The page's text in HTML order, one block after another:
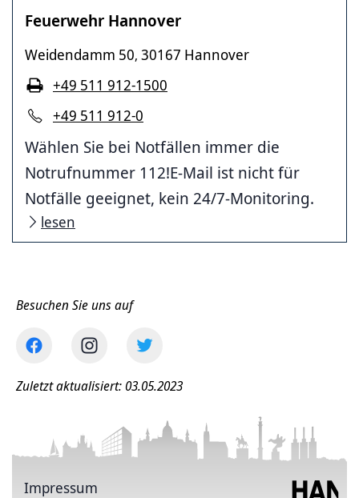
Feuerwehr Hannover
Weidendamm 50, 30167 Hannover
+49 511 912-0
+49 511 912-1500
Wählen Sie bei Notfällen immer die
Notrufnummer 112!E-Mail ist nicht für
Notfälle geeignet, kein 24/7-Monitoring.
lesen
Besuchen Sie uns auf
Zuletzt aktualisiert: 03.05.2023
Impressum